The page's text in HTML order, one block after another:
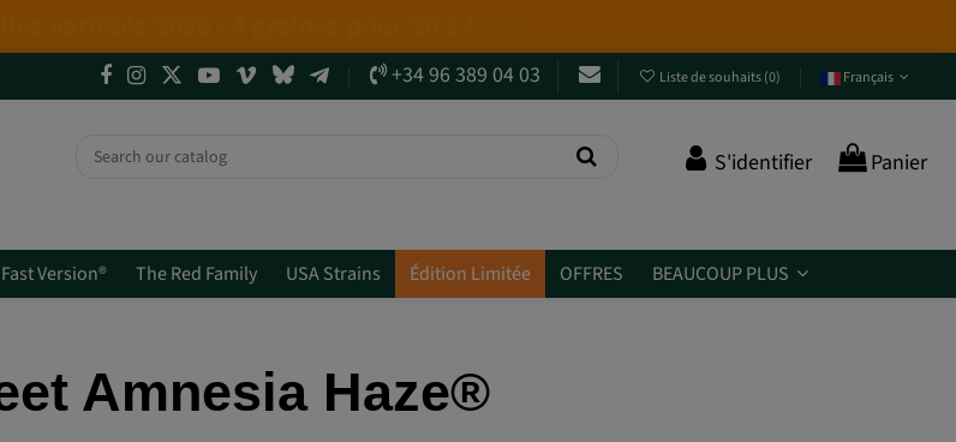
+34 96 389 04 03
Liste de souhaits(0) Français
S'identifier Panier
Version® The Red Family USA Strains Édition Limitée OFFRES BEAUCOUP PLUS
Amnesia Haze®